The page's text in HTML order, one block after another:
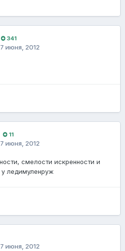
341
июня, 2012
11
июня, 2012
смелости искренности и
ледимуленруж
июня, 2012